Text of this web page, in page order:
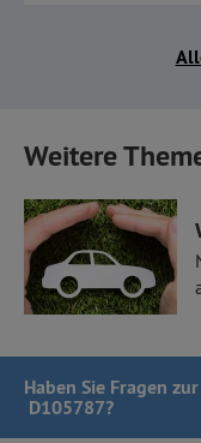
Weitere
Haben Sie Fragen
D105787?